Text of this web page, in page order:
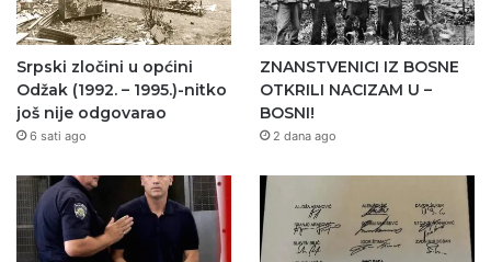
Srpski zločini u općini
Odžak (1992. – 1995.)-nitko
još nije odgovarao
6 sati ago
ZNANSTVENICI IZ BOSNE
OTKRILI NACIZAM U –
BOSNI!
2 dana ago